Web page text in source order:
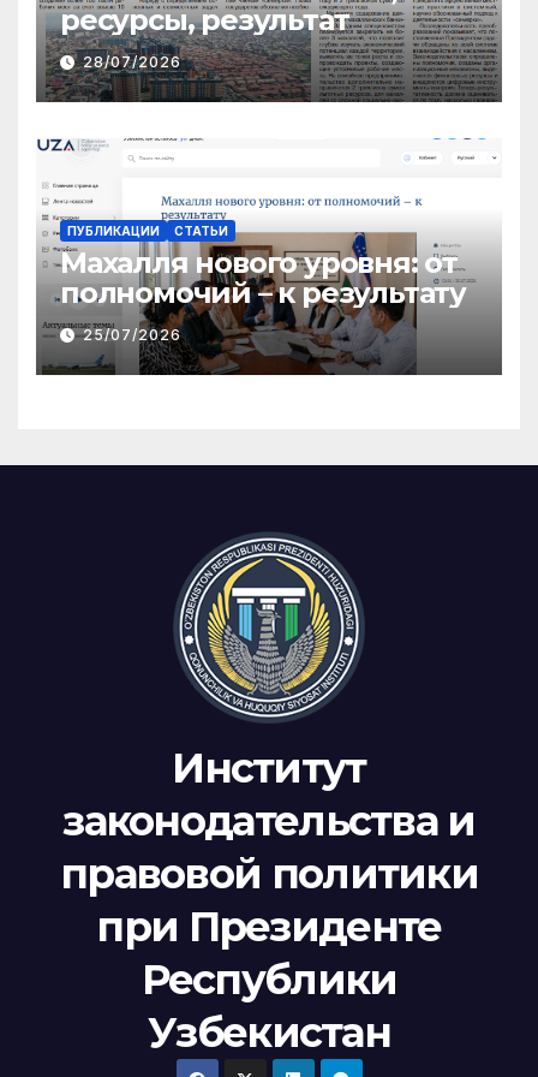
ресурсы, результат
28/07/2026
ПУБЛИКАЦИИ СТАТЬИ
Махалля нового уровня: от
полномочий – к результату
25/07/2026
Институт
законодательства и
правовой политики
при Президенте
Республики
Узбекистан